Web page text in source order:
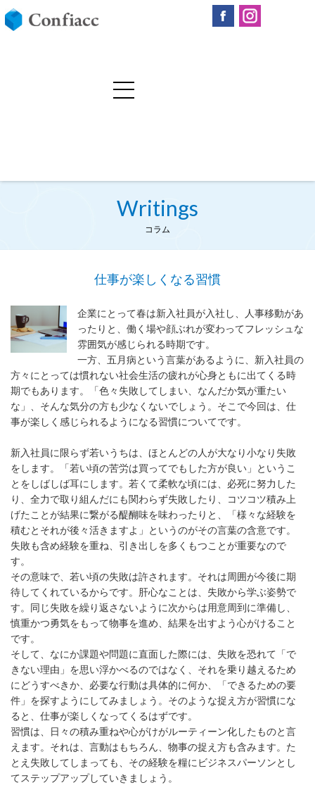
Writings
コラム
仕事が楽しくなる習慣
企業にとって春は新入社員が入社し、人事移動があ
ったりと、働く場や顔ぶれが変わってフレッシュな
雰囲気が感じられる時期です。
一方、五月病という言葉があるように、新入社員の
方々にとっては慣れない社会生活の疲れが心身ともに出てくる時
期でもあります。「色々失敗してしまい、なんだか気が重たい
な」、そんな気分の方も少なくないでしょう。そこで今回は、仕
事が楽しく感じられるようになる習慣についてです。
新入社員に限らず若いうちは、ほとんどの人が大なり小なり失敗
をします。「若い頃の苦労は買ってでもした方が良い」というこ
とをしばしば耳にします。若くて柔軟な頃には、必死に努力した
り、全力で取り組んだにも関わらず失敗したり、コツコツ積み上
げたことが結果に繋がる醍醐味を味わったりと、「様々な経験を
積むとそれが後々活きますよ」というのがその言葉の含意です。
失敗も含め経験を重ね、引き出しを多くもつことが重要なので
す。
その意味で、若い頃の失敗は許されます。それは周囲が今後に期
待してくれているからです。肝心なことは、失敗から学ぶ姿勢で
す。同じ失敗を繰り返さないように次からは用意周到に準備し、
慎重かつ勇気をもって物事を進め、結果を出すよう心がけること
です。
そして、なにか課題や問題に直面した際には、失敗を恐れて「で
きない理由」を思い浮かべるのではなく、それを乗り越えるため
にどうすべきか、必要な行動は具体的に何か、「できるための要
件」を探すようにしてみましょう。そのような捉え方が習慣にな
ると、仕事が楽しくなってくるはずです。
習慣は、日々の積み重ねや心がけがルーティーン化したものと言
えます。それは、言動はもちろん、物事の捉え方も含みます。た
とえ失敗してしまっても、その経験を糧にビジネスパーソンとし
てステップアップしていきましょう。